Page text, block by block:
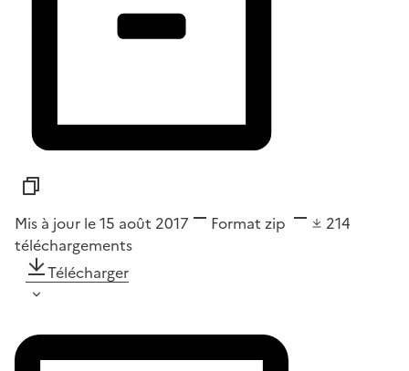
Mis à jour le 15 août 2017 Format zip
214
téléchargements
Télécharger